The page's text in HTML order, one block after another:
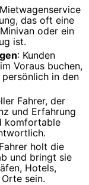
das oft eine
oder ein
ist.
: Kunden
Voraus buchen,
in den
Fahrer, der
und Erfahrung
komfortable
holt die
und bringt sie
Hotels,
sein.